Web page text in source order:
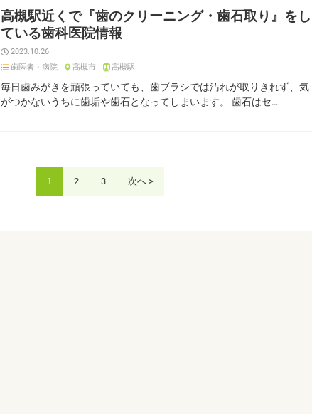
高槻駅近くで『歯のクリーニング・歯石取り』をし
ている歯科医院情報
2023.10.26
歯医者・病院
高槻市 高槻駅
毎日歯みがきを頑張っていても、歯ブラシでは汚れが取りきれず、気
がつかないうちに歯垢や歯石となってしまいます。 歯石はセ…
1 2 3 次へ >